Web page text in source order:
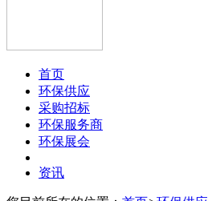
首页
环保供应
采购招标
环保服务商
环保展会
资讯